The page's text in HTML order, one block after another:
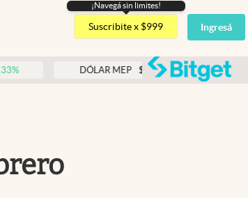
Argentina
España
USA
¡Navegá sin limites!
Suscribite x $999 Ingresá
DÓLAR MEP $ 1518,45 -0.05%